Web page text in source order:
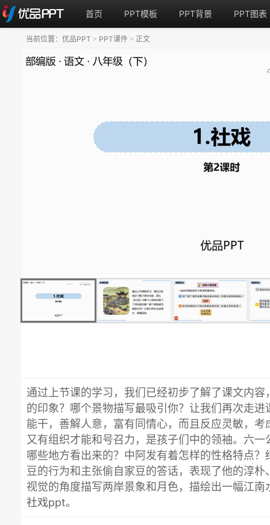
首页 PPT模板 PPT背景 PPT图表
通过上节课的学习，我们已经初步了解了课文内
的印象？哪个景物描写最吸引你？让我们再次走
能干，善解人意，富有同情心，而且反应灵敏，
又有组织才能和号召力，是孩子们中的领袖。六
哪些地方看出来的？中阿发有着怎样的性格特点
豆的行为和主张偷自家豆的答话，表现了他的淳
视觉的角度描写两岸景象和月色，描绘出一幅江
社戏ppt。
当前位置： 优品PPT > PPT课件 > 正文